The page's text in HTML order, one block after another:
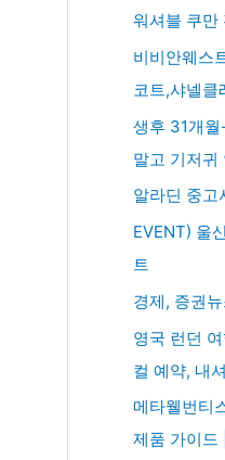
워셔블 쿠만
비비안웨스
코트,샤넬클
생후 31개
말고 기저귀
알라딘 중고
EVENT) 울
트
경제, 증권
영국 런던
컬 예약, 내
메타웰번티
제품 가이드